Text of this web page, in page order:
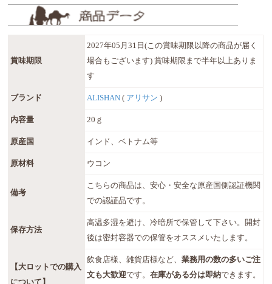
賞味期限
2027年05月31日(この賞味期限以降の商品が届く
場合もございます) 賞味期限まで半年以上ありま
す
ブランド ALISHAN ( アリサン )
内容量 20ｇ
原産国 インド、ベトナム等
原材料 ウコン
備考
こちらの商品は、安心・安全な原産国側認証機関
での認証品です。
保存方法
高温多湿を避け、冷暗所で保管して下さい。開封
後は密封容器での保管をオススメいたします。
【大ロットでの購入
について】
飲食店様、雑貨店様など、業務用の数の多いご注
文も大歓迎です。在庫がある分は即納できます。